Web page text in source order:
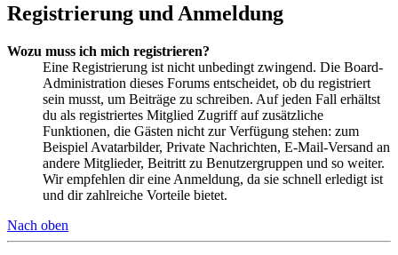
Registrierung und Anmeldung
Wozu muss ich mich registrieren?
Eine Registrierung ist nicht unbedingt zwingend. Die Board-
Administration dieses Forums entscheidet, ob du registriert
sein musst, um Beiträge zu schreiben. Auf jeden Fall erhältst
du als registriertes Mitglied Zugriff auf zusätzliche
Funktionen, die Gästen nicht zur Verfügung stehen: zum
Beispiel Avatarbilder, Private Nachrichten, E-Mail-Versand an
andere Mitglieder, Beitritt zu Benutzergruppen und so weiter.
Wir empfehlen dir eine Anmeldung, da sie schnell erledigt ist
und dir zahlreiche Vorteile bietet.
Nach oben